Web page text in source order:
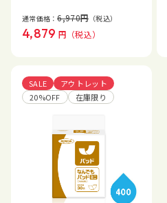
通常価格：6,970円 （税込）
4,879 円 （税込）
SALE
アウトレット
20%OFF
在庫限り